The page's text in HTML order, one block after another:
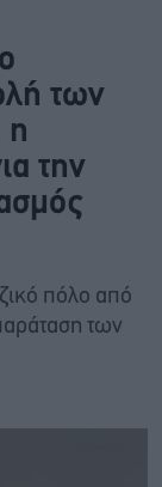
των
η
την
πόλο από
των